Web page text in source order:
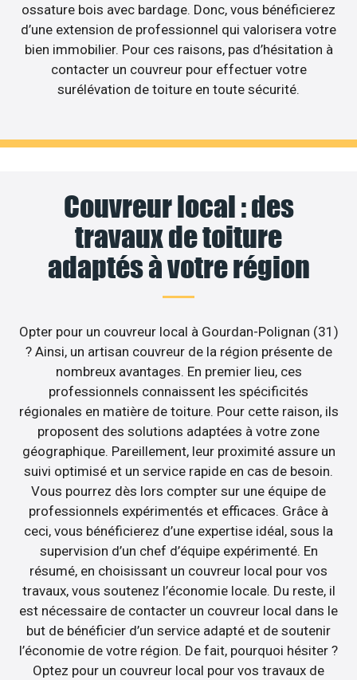
ossature bois avec bardage. Donc, vous bénéficierez
d’une extension de professionnel qui valorisera votre
bien immobilier. Pour ces raisons, pas d’hésitation à
contacter un couvreur pour effectuer votre
surélévation de toiture en toute sécurité.
Couvreur local : des
travaux de toiture
adaptés à votre région
Opter pour un couvreur local à Gourdan-Polignan (31)
? Ainsi, un artisan couvreur de la région présente de
nombreux avantages. En premier lieu, ces
professionnels connaissent les spécificités
régionales en matière de toiture. Pour cette raison, ils
proposent des solutions adaptées à votre zone
géographique. Pareillement, leur proximité assure un
suivi optimisé et un service rapide en cas de besoin.
Vous pourrez dès lors compter sur une équipe de
professionnels expérimentés et efficaces. Grâce à
ceci, vous bénéficierez d’une expertise idéal, sous la
supervision d’un chef d’équipe expérimenté. En
résumé, en choisissant un couvreur local pour vos
travaux, vous soutenez l’économie locale. Du reste, il
est nécessaire de contacter un couvreur local dans le
but de bénéficier d’un service adapté et de soutenir
l’économie de votre région. De fait, pourquoi hésiter ?
Optez pour un couvreur local pour vos travaux de